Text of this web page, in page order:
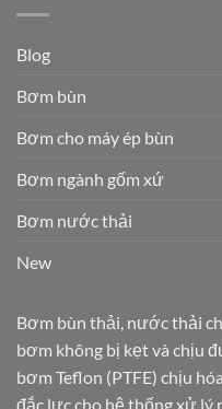
Blog
Bơm bùn
Bơm cho máy ép bùn
Bơm ngành gốm xứ
Bơm nước thải
New
Bơm bùn thải, nước thải
bơm không bị kẹt và chịu
bơm Teflon (PTFE) chịu
đắc lực cho hệ thống xử lý